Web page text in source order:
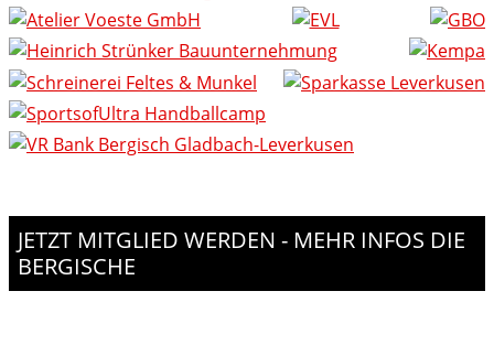
JETZT MITGLIED WERDEN - MEHR INFOS DIE
BERGISCHE